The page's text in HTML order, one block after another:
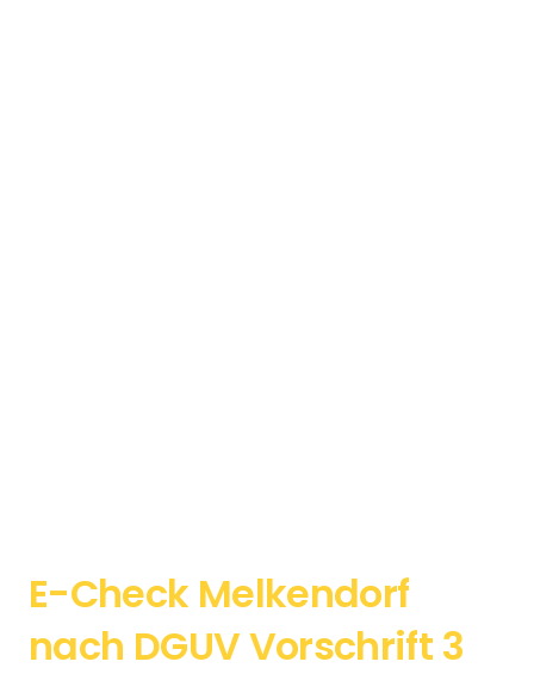
E-Check Melkendorf
nach DGUV Vorschrift 3